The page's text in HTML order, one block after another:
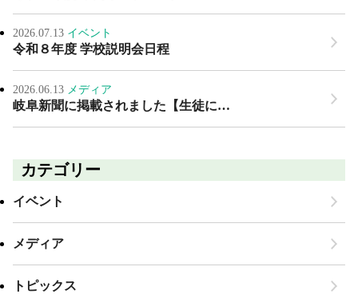
2026.07.13 イベント
令和８年度 学校説明会日程
2026.06.13 メディア
岐阜新聞に掲載されました【生徒に…
カテゴリー
イベント
メディア
トピックス